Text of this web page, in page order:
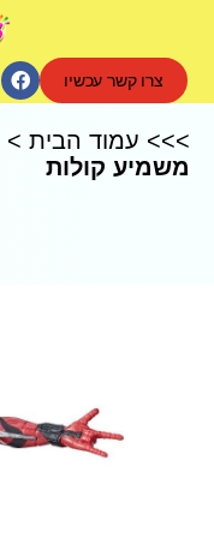
צרו קשר עכשיו
>>> עמוד הבית >
משמיע קולות